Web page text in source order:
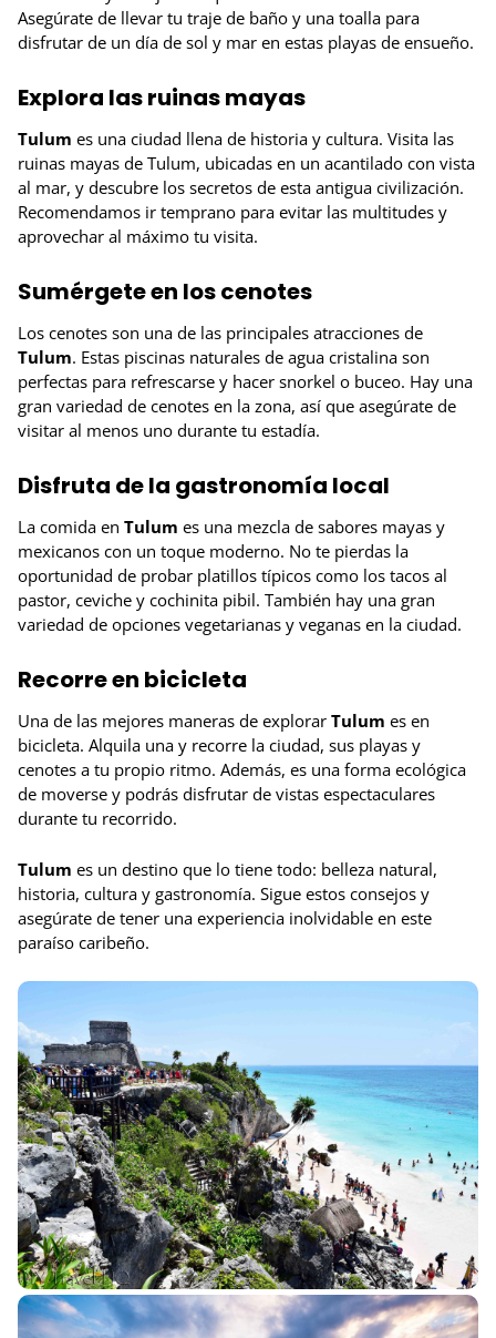
Asegúrate de llevar tu traje de baño y una toalla para
disfrutar de un día de sol y mar en estas playas de ensueño.
Explora las ruinas mayas
Tulum es una ciudad llena de historia y cultura. Visita las
ruinas mayas de Tulum, ubicadas en un acantilado con vista
al mar, y descubre los secretos de esta antigua civilización.
Recomendamos ir temprano para evitar las multitudes y
aprovechar al máximo tu visita.
Sumérgete en los cenotes
Los cenotes son una de las principales atracciones de
Tulum. Estas piscinas naturales de agua cristalina son
perfectas para refrescarse y hacer snorkel o buceo. Hay una
gran variedad de cenotes en la zona, así que asegúrate de
visitar al menos uno durante tu estadía.
Disfruta de la gastronomía local
La comida en Tulum es una mezcla de sabores mayas y
mexicanos con un toque moderno. No te pierdas la
oportunidad de probar platillos típicos como los tacos al
pastor, ceviche y cochinita pibil. También hay una gran
variedad de opciones vegetarianas y veganas en la ciudad.
Recorre en bicicleta
Una de las mejores maneras de explorar Tulum es en
bicicleta. Alquila una y recorre la ciudad, sus playas y
cenotes a tu propio ritmo. Además, es una forma ecológica
de moverse y podrás disfrutar de vistas espectaculares
durante tu recorrido.
Tulum es un destino que lo tiene todo: belleza natural,
historia, cultura y gastronomía. Sigue estos consejos y
asegúrate de tener una experiencia inolvidable en este
paraíso caribeño.